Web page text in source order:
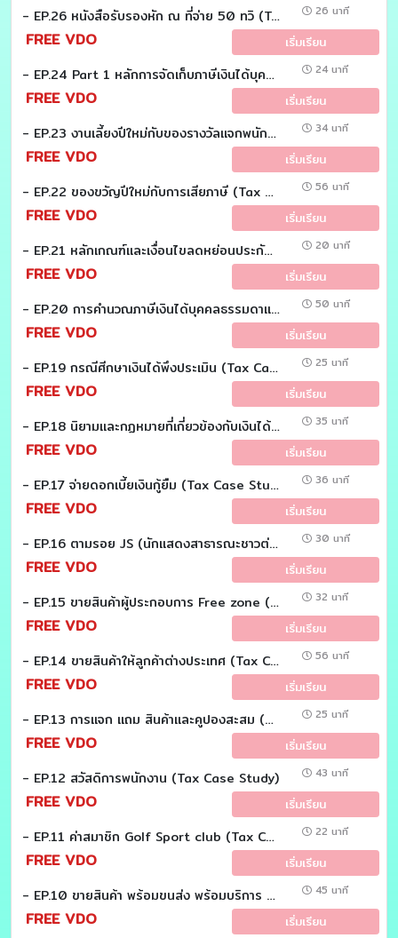
- EP.26 หนังสือรับรองหัก ณ ที่จ่าย 50 ทวิ (Tax Case study) 26 นาที
FREE VDO เริ่มเรียน
- EP.24 Part 1 หลักการจัดเก็บภาษีเงินได้บุคคลธรรมดา มาตรา 41 (Tax Case study) 24 นาที
FREE VDO เริ่มเรียน
- EP.23 งานเลี้ยงปีใหม่กับของรางวัลแจกพนักงาน (Tax Case Study) 34 นาที
FREE VDO เริ่มเรียน
- EP.22 ของขวัญปีใหม่กับการเสียภาษี (Tax Case Study) 56 นาที
FREE VDO เริ่มเรียน
- EP.21 หลักเกณฑ์เเละเงื่อนไขลดหย่อนประกันชีวิต ประกันสุขภาพเเละประกันบำนาญ (Tax Case Study) 20 นาที
FREE VDO เริ่มเรียน
- EP.20 การคำนวณภาษีเงินได้บุคคลธรรมดาเเยกตามประเภทเงินได้พึงประเมิน (Tax Case Study) 50 นาที
FREE VDO เริ่มเรียน
- EP.19 กรณีศีกษาเงินได้พึงประเมิน (Tax Case study) 25 นาที
FREE VDO เริ่มเรียน
- EP.18 นิยามเเละกฏหมายที่เกี่ยวข้องกับเงินได้พึงประเมิน (Tax Case Study) 35 นาที
FREE VDO เริ่มเรียน
- EP.17 จ่ายดอกเบี้ยเงินกู้ยืม (Tax Case Study) 36 นาที
FREE VDO เริ่มเรียน
- EP.16 ตามรอย JS (นักแสดงสาธารณะชาวต่างชาติ) เพื่อศึกษาภาษีที่เกี่ยวข้อง (Tax Case Study) 30 นาที
FREE VDO เริ่มเรียน
- EP.15 ขายสินค้าผู้ประกอบการ Free zone (Tax Case Study) 32 นาที
FREE VDO เริ่มเรียน
- EP.14 ขายสินค้าให้ลูกค้าต่างประเทศ (Tax Case Study) 56 นาที
FREE VDO เริ่มเรียน
- EP.13 การแจก แถม สินค้าและคูปองสะสม (Tax Case Study) 25 นาที
FREE VDO เริ่มเรียน
- EP.12 สวัสดิการพนักงาน (Tax Case Study) 43 นาที
FREE VDO เริ่มเรียน
- EP.11 ค่าสมาชิก Golf Sport club (Tax Case Study) 22 นาที
FREE VDO เริ่มเรียน
- EP.10 ขายสินค้า พร้อมขนส่ง พร้อมบริการ (Tax Case Study) 45 นาที
FREE VDO เริ่มเรียน